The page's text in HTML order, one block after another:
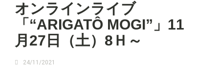
オンラインライブ
「“ARIGATÔ MOGI”」11
月27日（土）8Ｈ～
24/11/2021